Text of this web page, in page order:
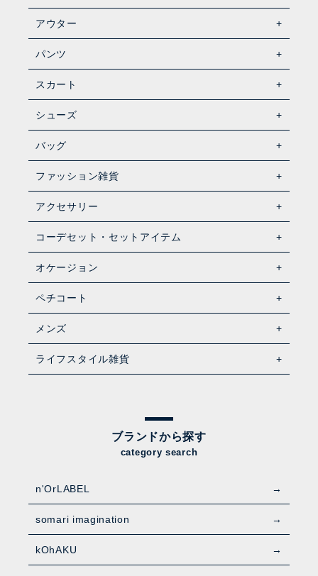
アウター
パンツ
スカート
シューズ
バッグ
ファッション雑貨
アクセサリー
コーデセット・セットアイテム
オケージョン
ペチコート
メンズ
ライフスタイル雑貨
ブランドから探す
category search
n'OrLABEL
somari imagination
kOhAKU